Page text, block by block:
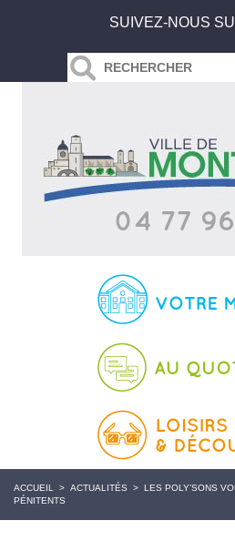
SUIVEZ-NOUS
ACCUEIL > ACTUALITÉS > LES POLY’SONS
PÉNITENTS